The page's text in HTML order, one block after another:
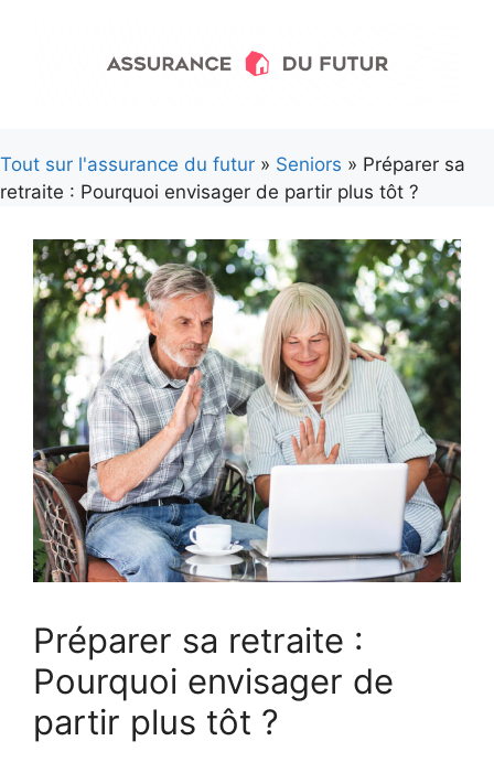
Tout sur l'assurance du futur » Seniors » Préparer sa
retraite : Pourquoi envisager de partir plus tôt ?
Préparer sa retraite :
Pourquoi envisager de
partir plus tôt ?